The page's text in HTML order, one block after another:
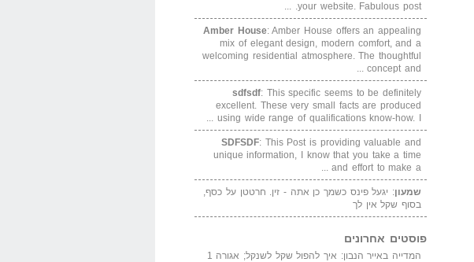
your website. Fabulous post. ...
Amber House: Amber House offers an appealing
mix of elegant design, modern comfort, and a
welcoming residential atmosphere. The thoughtful
concept and ...
sdfsdf: This specific seems to be definitely
excellent. These very small facts are produced
using wide range of qualifications know-how. I ...
SDFSDF: This Post is providing valuable and
unique information, I know that you take a time
and effort to make a ...
שמעון: יגעל פינס כשמך כן אתה - זין. חרטטן על כסף,
בסוף שקל אין לך
פוסטים אחרונים
המדייה באייר הנבון: איך להפול שקל לשנקל; אגורה 1